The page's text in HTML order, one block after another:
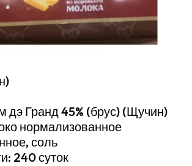
Гранд 45% (брус) (Щучин)
нормализованное
соль
240 суток